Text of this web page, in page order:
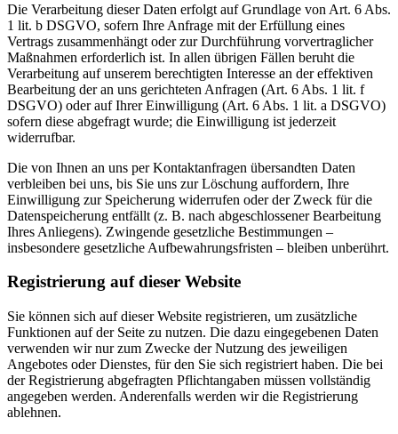
Die Verarbeitung dieser Daten erfolgt auf Grundlage von Art. 6 Abs.
1 lit. b DSGVO, sofern Ihre Anfrage mit der Erfüllung eines
Vertrags zusammenhängt oder zur Durchführung vorvertraglicher
Maßnahmen erforderlich ist. In allen übrigen Fällen beruht die
Verarbeitung auf unserem berechtigten Interesse an der effektiven
Bearbeitung der an uns gerichteten Anfragen (Art. 6 Abs. 1 lit. f
DSGVO) oder auf Ihrer Einwilligung (Art. 6 Abs. 1 lit. a DSGVO)
sofern diese abgefragt wurde; die Einwilligung ist jederzeit
widerrufbar.
Die von Ihnen an uns per Kontaktanfragen übersandten Daten
verbleiben bei uns, bis Sie uns zur Löschung auffordern, Ihre
Einwilligung zur Speicherung widerrufen oder der Zweck für die
Datenspeicherung entfällt (z. B. nach abgeschlossener Bearbeitung
Ihres Anliegens). Zwingende gesetzliche Bestimmungen –
insbesondere gesetzliche Aufbewahrungsfristen – bleiben unberührt.
Registrierung auf dieser Website
Sie können sich auf dieser Website registrieren, um zusätzliche
Funktionen auf der Seite zu nutzen. Die dazu eingegebenen Daten
verwenden wir nur zum Zwecke der Nutzung des jeweiligen
Angebotes oder Dienstes, für den Sie sich registriert haben. Die bei
der Registrierung abgefragten Pflichtangaben müssen vollständig
angegeben werden. Anderenfalls werden wir die Registrierung
ablehnen.